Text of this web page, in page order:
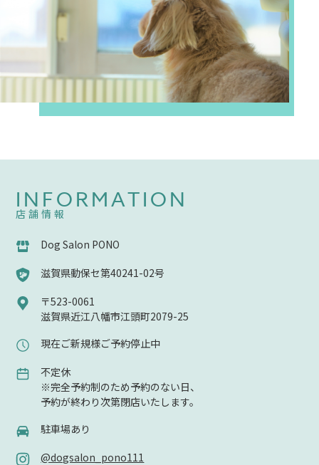
INFORMATION
店舗情報
Dog Salon PONO
滋賀県動保セ第40241-02号
〒523-0061
滋賀県近江八幡市江頭町2079-25
現在ご新規様ご予約停止中
不定休
※完全予約制のため予約のない日、
予約が終わり次第閉店いたします。
駐車場あり
@dogsalon_pono111